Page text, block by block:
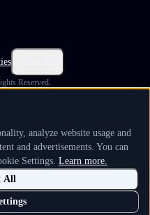
Reserved.
analyze website usage and
and advertisements. You can
Settings. Learn more.
All